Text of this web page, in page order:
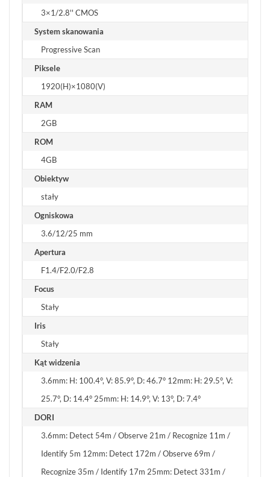
3×1/2.8'' CMOS
System skanowania
Progressive Scan
Piksele
1920(H)×1080(V)
RAM
2GB
ROM
4GB
Obiektyw
stały
Ogniskowa
3.6/12/25 mm
Apertura
F1.4/F2.0/F2.8
Focus
Stały
Iris
Stały
Kąt widzenia
3.6mm: H: 100.4°, V: 85.9°, D: 46.7° 12mm: H: 29.5°, V:
25.7°, D: 14.4° 25mm: H: 14.9°, V: 13°, D: 7.4°
DORI
3.6mm: Detect 54m / Observe 21m / Recognize 11m /
Identify 5m 12mm: Detect 172m / Observe 69m /
Recognize 35m / Identify 17m 25mm: Detect 331m /